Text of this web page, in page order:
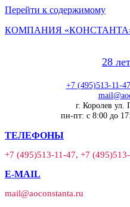
Перейти к содержимому
КОМПАНИЯ
28
+7 (495)513-11-47
г. Королев ул.
пн-пт: с 8:00 до
ТЕЛЕФОНЫ
+7 (495)513-11-47, +7
E-MAIL
mail@aoconstanta.ru